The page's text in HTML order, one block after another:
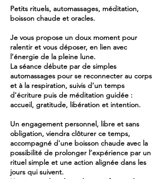
Petits rituels, automassages, méditation,
boisson chaude et oracles.
Je vous propose un doux moment pour
ralentir et vous déposer, en lien avec
l’énergie de la pleine lune.
La séance débute par de simples
automassages pour se reconnecter au corps
et à la respiration, suivis d’un temps
d'écriture puis de méditation guidée :
accueil, gratitude, libération et intention.
Un engagement personnel, libre et sans
obligation, viendra clôturer ce temps,
accompagné d'une boisson chaude avec la
possibilité de prolonger l’expérience par un
rituel simple et une action alignée dans les
jours qui suivent.